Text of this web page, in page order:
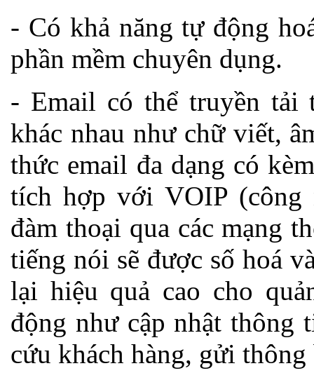
- Có khả năng tự động
phần mềm chuyên dụng.
- Email có thể truyền tải
khác nhau như chữ viết,
thức email đa dạng có
tích hợp với VOIP (công
đàm thoại qua các mạng
tiếng nói sẽ được số hoá
lại hiệu quả cao cho
động như cập nhật thông
cứu khách hàng, gửi